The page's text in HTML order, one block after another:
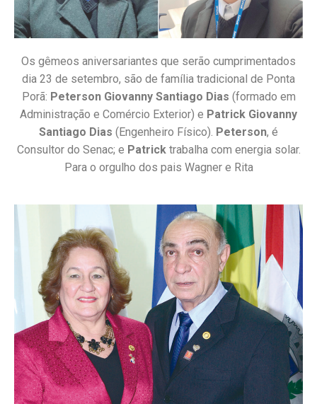
Os gêmeos aniversariantes que serão cumprimentados
dia 23 de setembro, são de família tradicional de Ponta
Porã: Peterson Giovanny Santiago Dias (formado em
Administração e Comércio Exterior) e Patrick Giovanny
Santiago Dias (Engenheiro Físico). Peterson, é
Consultor do Senac; e Patricktrabalha com energia solar.
Para o orgulho dos pais Wagner e Rita